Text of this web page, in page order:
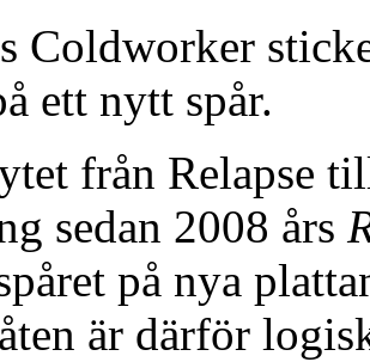
Coldworker
ett nytt spår.
från Relapse
sedan 2008 års
på nya
är därför